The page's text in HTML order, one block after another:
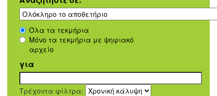
Όλα τα τεκμήρια
Μόνο τα τεκμήρια με ψηφιακό
αρχείο
για
Τρέχοντα φίλτρα: